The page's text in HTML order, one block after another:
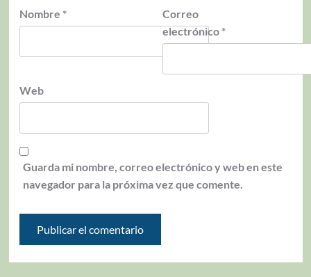
Nombre *
Correo
electrónico *
Web
Guarda mi nombre, correo electrónico y web en este
navegador para la próxima vez que comente.